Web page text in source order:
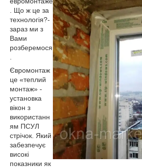
. Що ж це за
технологія?-
зараз ми з
Вами
розберемося
Євромонтаж
це «теплий
монтаж» -
установка
вікон з
використанн
ям ПСУЛ
стрічок. Який
забезпечує
високі
показники як